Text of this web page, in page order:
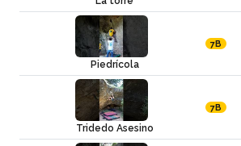
Piedrícola
7B
Tridedo Asesino
7B